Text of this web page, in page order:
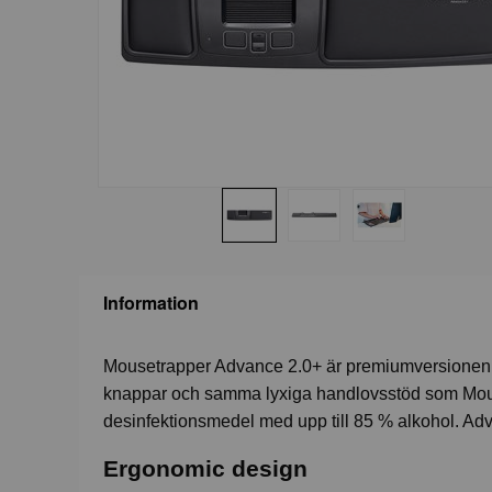
Information
Mousetrapper Advance 2.0+ är
knappar och samma lyxiga handlovsstöd som
desinfektionsmedel med upp till 85 % alkohol.
Ergonomic design